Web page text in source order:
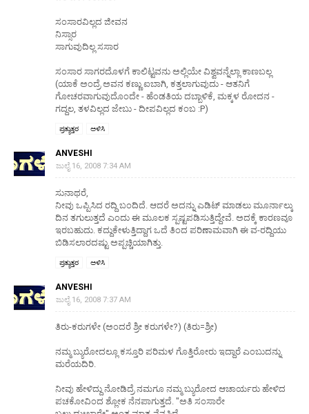
ಸಂಸಾರವಿಲ್ಲದ ಜೀವನ
ನಿಸ್ಸಾರ
ಸಾಗುವುದಿಲ್ಲ ಸಸಾರ
ಸಂಸಾರ ಸಾಗರದೊಳಗೆ ಕಾಲಿಟ್ಟವನು ಅಲ್ಲಿಯೇ ವಿಶ್ವವನ್ನೆಲ್ಲಾ ಕಾಣಬಲ್ಲ
(ಯಾಕೆ ಅಂದ್ರೆ ಅವನ ಕಣ್ಣು ಐಬಾಗಿ, ಕತ್ತಲಾಗುವುದು - ಆತನಿಗೆ
ಗೋಚರವಾಗುವುದೊಂದೇ - ಹೆಂಡತಿಯ ದಬ್ಬಾಳಿಕೆ, ಮಕ್ಕಳ ರೋದನ -
ಗದ್ದಲ, ತಳವಿಲ್ಲದ ಜೇಬು - ದೀಪವಿಲ್ಲದ ಕಂಬ :P)
ಪ್ರತ್ಯುತ್ತರ ಅಳಿಸಿ
ANVESHI
ಜುಲೈ 16, 2008 7:34 AM
ಸುನಾಥರೆ,
ನೀವು ಒಪ್ಪಿಸಿದ ರದ್ದಿ ಬಂದಿದೆ. ಆದರೆ ಅದನ್ನು ಎಡಿಟ್ ಮಾಡಲು ಮೂರ್ನಾಲ್ಕು
ದಿನ ತಗುಲುತ್ತದೆ ಎಂದು ಈ ಮೂಲಕ ಸ್ಪಷ್ಟಪಡಿಸುತ್ತಿದ್ದೇವೆ. ಅದಕ್ಕೆ ಕಾರಣವೂ
ಇರಬಹುದು. ಕದ್ದುಕೇಳುತ್ತಿದ್ದಾಗ ಒದೆ ತಿಂದ ಪರಿಣಾಮವಾಗಿ ಈ ವ-ರದ್ದಿಯು
ಬಿಡಿಸಲಾರದಷ್ಟು ಅಪ್ಪಚ್ಚಿಯಾಗಿತ್ತು.
ಪ್ರತ್ಯುತ್ತರ ಅಳಿಸಿ
ANVESHI
ಜುಲೈ 16, 2008 7:37 AM
ತಿರು-ಕರುಗಳೇ (ಅಂದರೆ ಶ್ರೀ ಕರುಗಳೇ?) (ತಿರು=ಶ್ರೀ)
ನಮ್ಮ ಬ್ಯುರೋದಲ್ಲೂ ಕಸ್ತೂರಿ ಪರಿಮಳ ಗೊತ್ತಿರೋರು ಇದ್ದಾರೆ ಎಂಬುದನ್ನು
ಮರೆಯದಿರಿ.
ನೀವು ಹೇಳಿದ್ದು ನೋಡಿದ್ರೆ ನಮಗೂ ನಮ್ಮ ಬ್ಯುರೋದ ಆಚಾರ್ಯರು ಹೇಳಿದ
ಪಚಕೋವಿಂದ ಶ್ಲೋಕ ನೆನಪಾಗುತ್ತದೆ. "ಅತಿ ಸಂಸಾರೇ